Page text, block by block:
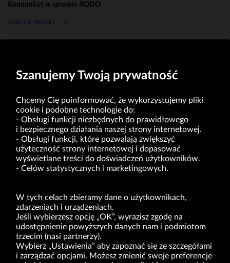
Komunikat w sprawie RODO
ZOBACZ WIĘCEJ
VRG S.A. | ul. Pilotów 10 | 31-462 Kraków
NIP: 675-000-03-61
Sąd Rejonowy dla Krakowa-Śródmieścia w Krakowie,
Wydział XI Gospodarczy Krajowego Rejestru Sądowego nr 0000047082
Kapitał zakładowy w wysokości 49.122.108,00 zł, w pełni opłacony
(Dz.U. 2019 r. poz. 118 z zm.).
O NAS
DLA INWESTORÓW
Szanujemy Twoją prywatność
Chcemy Cię poinformować, że wykorzystujemy pliki
cookie i podobne technologie do:
Obsługi funkcji niezbędnych do prawidłowego
i bezpiecznego działania naszej strony internetowej.
Obsługi funkcji, które pozwalają zwiększyć
użyteczność strony internetowej i dopasować
wyświetlane treści do doświadczeń użytkowników.
Celów statystycznych i marketingowych.
W tych celach zbieramy dane o użytkownikach,
zdarzeniach i urządzeniach.
Jeśli wybierzesz opcję „OK”, wyrazisz zgodę na
udostępnienie powyższych danych nam i podmiotom
trzecim (nasi partnerzy).
Wybierz „Ustawienia” aby zapoznać się ze szczegółami
i zarządzać opcjami. Możesz zmienić swoje preferencje